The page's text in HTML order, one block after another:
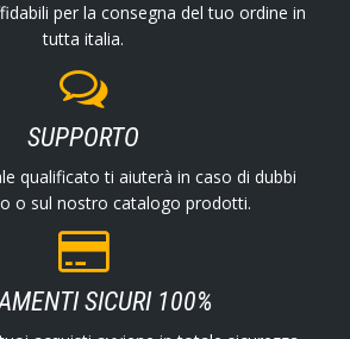
per la consegna del tuo ordine in
tutta italia.
SUPPORTO
qualificato ti aiuterà in caso di dubbi
o sul nostro catalogo prodotti.
SICURI 100%